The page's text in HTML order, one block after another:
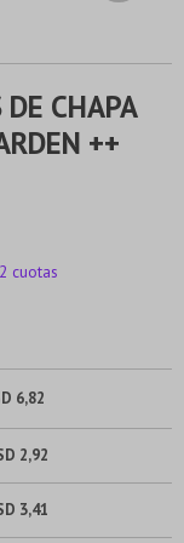
CHAPA
++
cuotas
6,82
2,92
3,41